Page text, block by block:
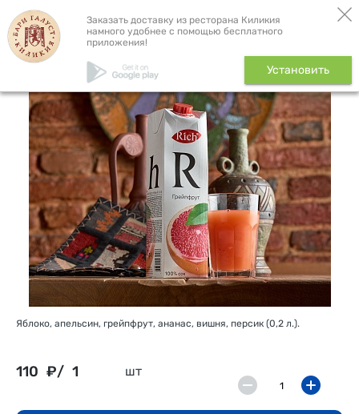
Заказать доставку из ресторана Киликия
намного удобнее с помощью бесплатного
приложения!
Установить
Сок в ассортименте, 0,2 л.
Яблоко, апельсин, грейпфрут, ананас, вишня, персик (0,2 л.).
110 ₽/ 1 шт
Доставка